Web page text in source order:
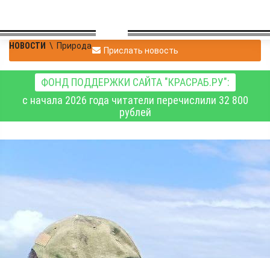
НОВОСТИ \ Природа Прислать новость
ФОНД ПОДДЕРЖКИ САЙТА "КРАСРАБ.РУ":
с начала 2026 года читатели перечислили 32 800
рублей
В Хакасии транспортная
прокуратура проводит
надзорные
мероприятия на водных
объектах